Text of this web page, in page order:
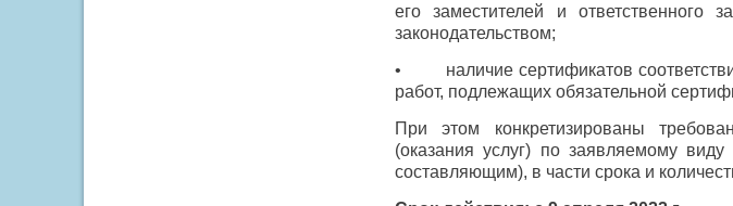
его заместителей и ответственного
законодательством;
•
наличие сертификатов
работ, подлежащих обязательной
При этом конкретизированы
(оказания услуг) по заявляемому виду
составляющим), в части срока и